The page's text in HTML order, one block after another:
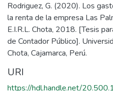
Rodriguez, G. (2020). Los
la renta de la empresa Las
E.I.R.L. Chota, 2018. [Tesis
de Contador Público].
Chota, Cajamarca, Perú.
URI
https://hdl.handle.net/